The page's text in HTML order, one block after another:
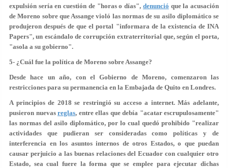
expulsión sería en cuestión de "horas o días", denunció que la acusación
de Moreno sobre que Assange violó las normas de su asilo diplomático se
produjeron después de que el portal "informara de la existencia de INA
Papers", un escándalo de corrupción extraterritorial que, según el porta,
"asola a su gobierno".
5- ¿Cuál fue la política de Moreno sobre Assange?
Desde hace un año, con el Gobierno de Moreno, comenzaron las
restricciones para su permanencia en la Embajada de Quito en Londres.
A principios de 2018 se restringió su acceso a internet. Más adelante,
pusieron nuevas reglas, entre ellas que debía "acatar escrupulosamente"
las normas del asilo diplomático, por lo cual quedó prohibido "realizar
actividades que pudieran ser consideradas como políticas y de
interferencia en los asuntos internos de otros Estados, o que puedan
causar perjuicio a las buenas relaciones del Ecuador con cualquier otro
Estado, sea cual fuere la forma que se emplee para ejecutar dichas